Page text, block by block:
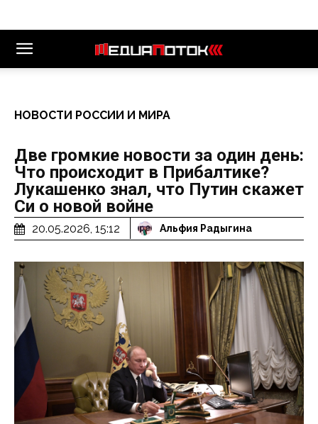
НОВОСТИ РОССИИ И МИРА
Две громкие новости за один день:
Что происходит в Прибалтике?
Лукашенко знал, что Путин скажет
Си о новой войне
20.05.2026, 15:12 Альфия Радыгина